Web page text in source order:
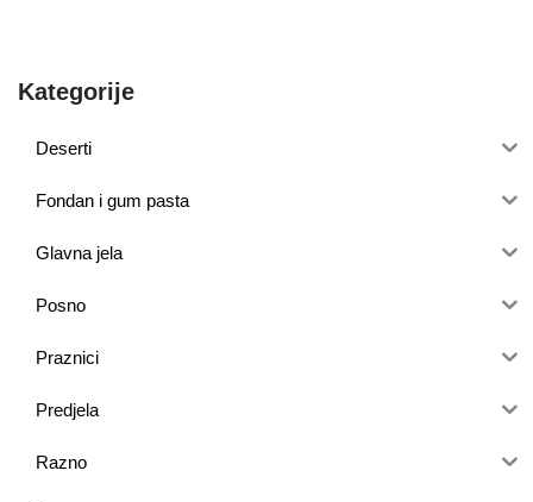
Kategorije
Deserti
Fondan i gum pasta
Glavna jela
Posno
Praznici
Predjela
Razno